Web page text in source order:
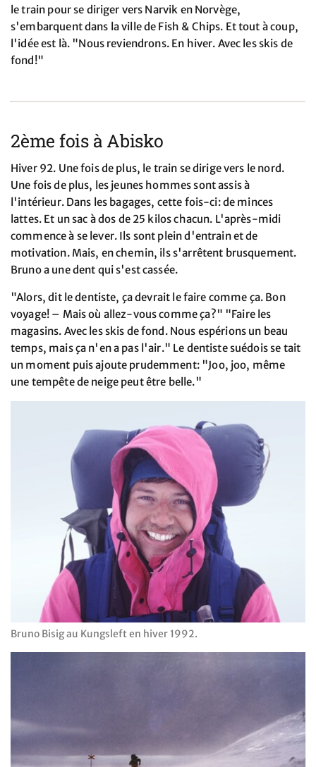
le train pour se diriger vers Narvik en Norvège,
s'embarquent dans la ville de Fish & Chips. Et tout à coup,
l'idée est là. "Nous reviendrons. En hiver. Avec les skis de
fond!"
2ème fois à Abisko
Hiver 92. Une fois de plus, le train se dirige vers le nord.
Une fois de plus, les jeunes hommes sont assis à
l'intérieur. Dans les bagages, cette fois-ci: de minces
lattes. Et un sac à dos de 25 kilos chacun. L'après-midi
commence à se lever. Ils sont plein d'entrain et de
motivation. Mais, en chemin, ils s'arrêtent brusquement.
Bruno a une dent qui s'est cassée.
"Alors, dit le dentiste, ça devrait le faire comme ça. Bon
voyage! – Mais où allez-vous comme ça?" "Faire les
magasins. Avec les skis de fond. Nous espérions un beau
temps, mais ça n'en a pas l'air." Le dentiste suédois se tait
un moment puis ajoute prudemment: "Joo, joo, même
une tempête de neige peut être belle."
Bruno Bisig au Kungsleft en hiver 1992.